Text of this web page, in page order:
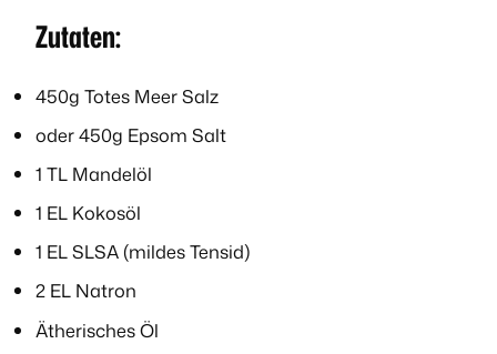
Zutaten:
450g Totes Meer Salz
oder 450g Epsom Salt
1 TL Mandelöl
1 EL Kokosöl
1 EL SLSA (mildes Tensid)
2 EL Natron
Ätherisches Öl